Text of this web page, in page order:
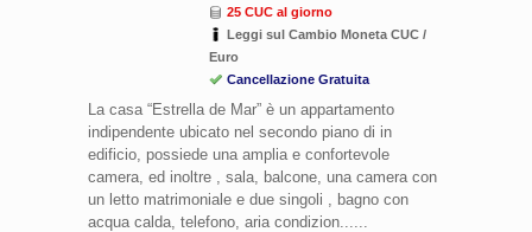
25 CUC al giorno
Leggi sul Cambio Moneta CUC /
Euro
Cancellazione Gratuita
La casa “Estrella de Mar” è un appartamento
indipendente ubicato nel secondo piano di in
edificio, possiede una amplia e confortevole
camera, ed inoltre , sala, balcone, una camera con
un letto matrimoniale e due singoli , bagno con
acqua calda, telefono, aria condizion......